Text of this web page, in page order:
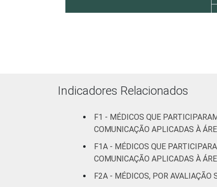
Fonte: CGI.br/NIC.br, Centro
Indicadores Relacionados
F1 - MÉDICOS QUE
COMUNICAÇÃO APLICADAS À
F1A - MÉDICOS QUE
COMUNICAÇÃO APLICADAS À
F2A - MÉDICOS, POR AVALIAÇÃO